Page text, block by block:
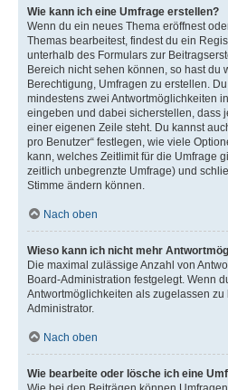
Wie kann ich eine Umfrage erstellen?
Wenn du ein neues Thema eröffnest
Themas bearbeitest, findest du ein
unterhalb des Formulars zur
Bereich nicht sehen können, so hast du
Berechtigung, Umfragen zu erstellen.
mindestens zwei Antwortmöglichkeiten
eingeben und dabei sicherstellen, dass
einer eigenen Zeile steht. Du kannst
pro Benutzer“ festlegen, wie viele
kann, welches Zeitlimit für die Umfrage
zeitlich unbegrenzte Umfrage) und
Stimme ändern können.
Nach oben
Wieso kann ich nicht mehr
Die maximal zulässige Anzahl von
Board-Administration festgelegt. Wenn
Antwortmöglichkeiten als zugelassen
Administrator.
Nach oben
Wie bearbeite oder lösche ich eine